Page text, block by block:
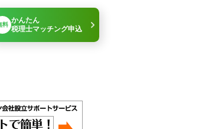
料
かんたん
税理士マッチング申込